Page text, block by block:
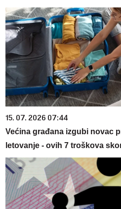
15. 07. 2026 07:44
Većina građana izgubi novac
letovanje - ovih 7 troškova